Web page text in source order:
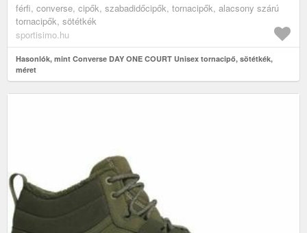
férfi, converse, cipők, szabadidőcipők, tornacipők, alacsony szárú
tornacipők, sötétkék
sportisimo.hu
Hasonlók, mint Converse DAY ONE COURT Unisex tornacipő, sötétkék,
méret